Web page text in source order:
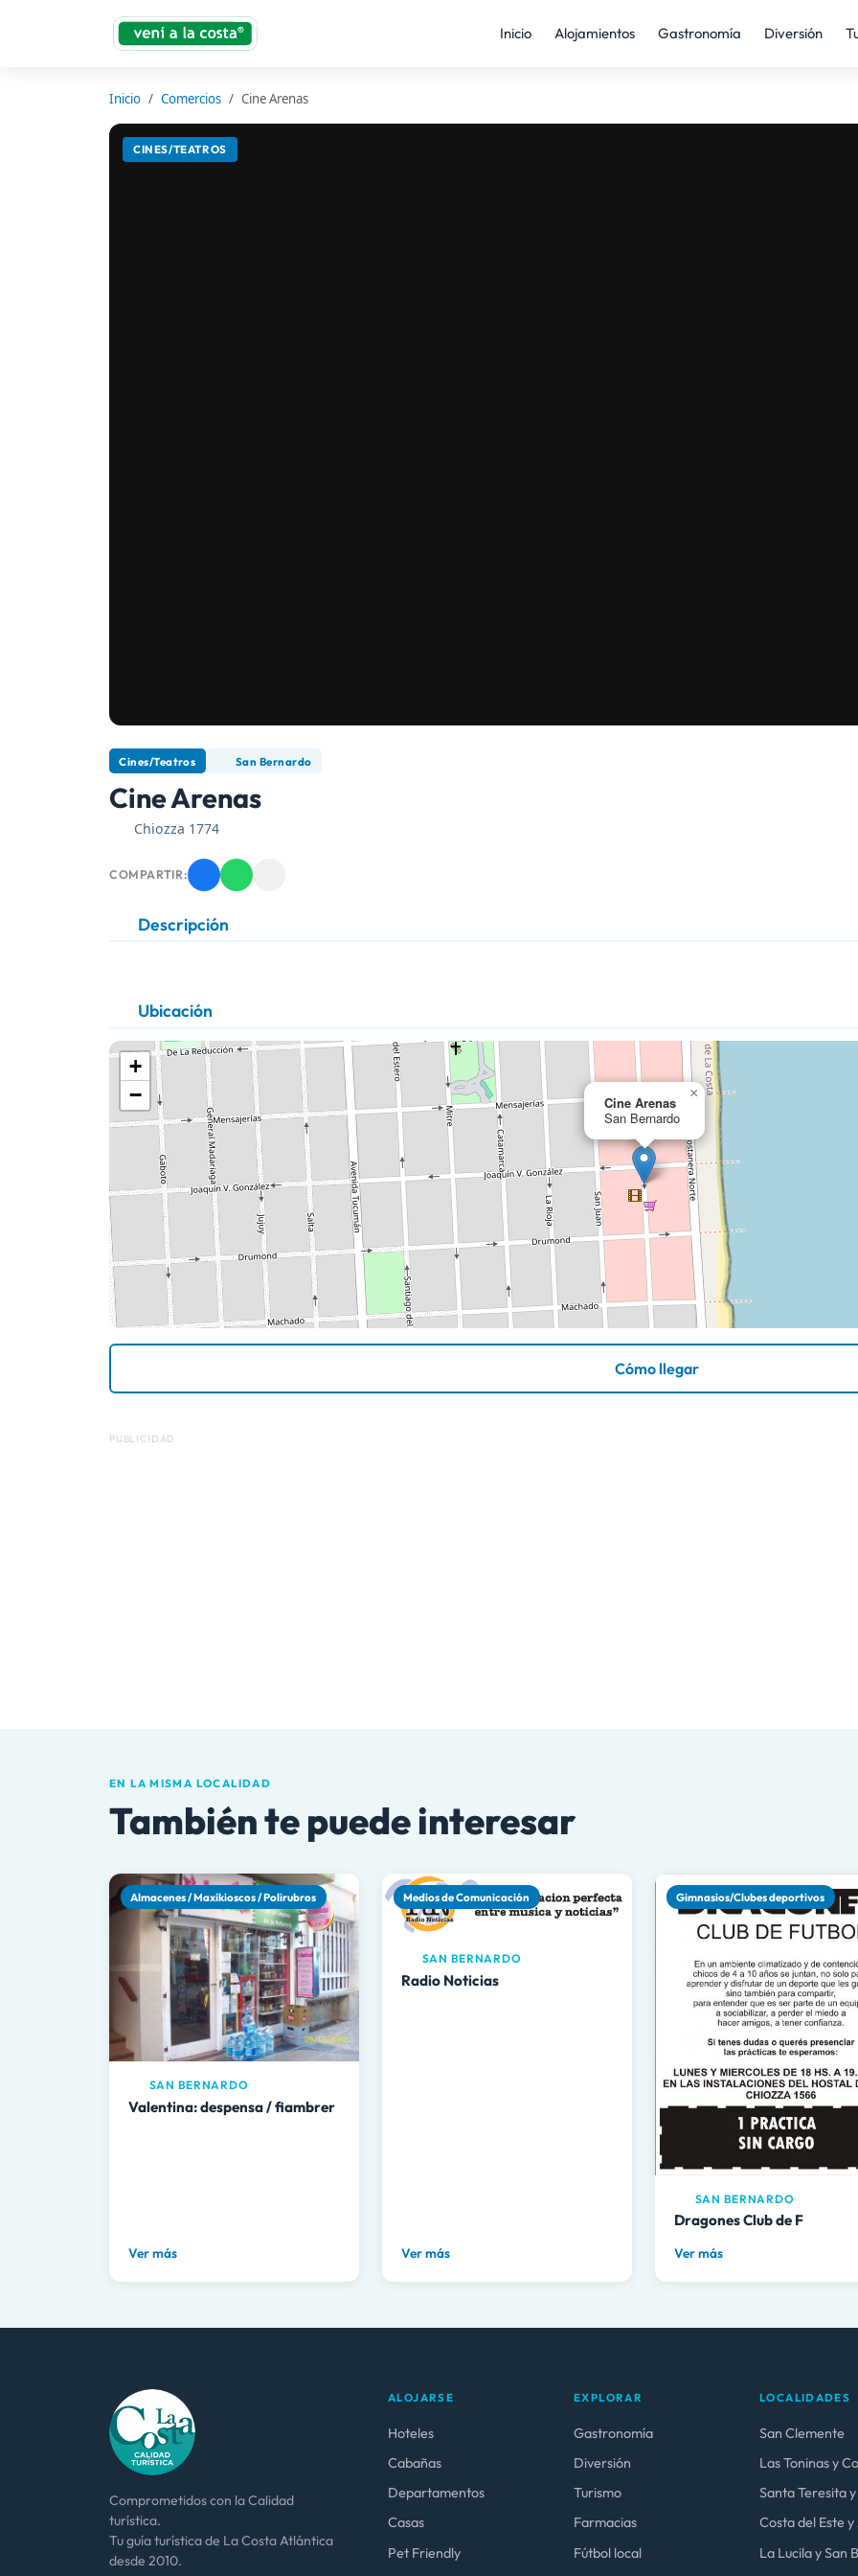
Inicio Alojamientos Gastronomía Diversión
Inicio Comercios Cine Arenas
CINES/TEATROS
Cines/Teatros San Bernardo
Cine Arenas
Chiozza 1774
COMPARTIR:
Descripción
Ubicación
Cine Arenas
San Bernardo
×
+
−
Cómo llegar
PUBLICIDAD
EN LA MISMA LOCALIDAD
También te puede interesar
Almacenes / Maxikioscos / Polirubros
SAN BERNARDO
Valentina: despensa / fiambrer
Ver más
Medios de Comunicación
SAN BERNARDO
Radio Noticias
Ver más
Gimnasios/Clubes deportivos
SAN BERNARDO
Dragones Club de F
Ver más
Comprometidos con la Calidad
turística.
Tu guía turística de La Costa Atlántica
desde 2010.
ALOJARSE
Hoteles
Cabañas
Departamentos
Casas
Pet Friendly
EXPLORAR
Gastronomía
Diversión
Turismo
Farmacias
Fútbol local
LOCALIDADES
San Clemente
Las Toninas y
Santa Teresita
Costa del Este
La Lucila y San